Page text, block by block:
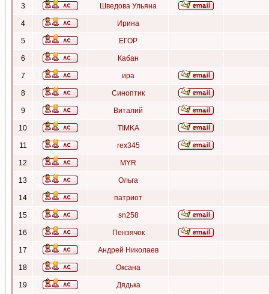
3 Шведова Ульяна
4 Ирина
5 ЕГОР
6 Кабан
7 ира
8 Синоптик
9 Виталий
10 TIMKA
11 rex345
12 MYR
13 Ольга
14 патриот
15 sn258
16 Пензячок
17 Андрей Николаев
18 Оксана
19 Дядька